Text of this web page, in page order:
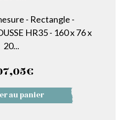
- Rectangle -
HR35 - 160 x 76 x
20...
€
au panier